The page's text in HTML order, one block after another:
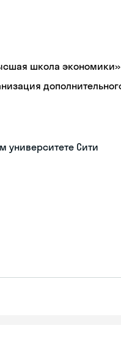
школа
университете Сити